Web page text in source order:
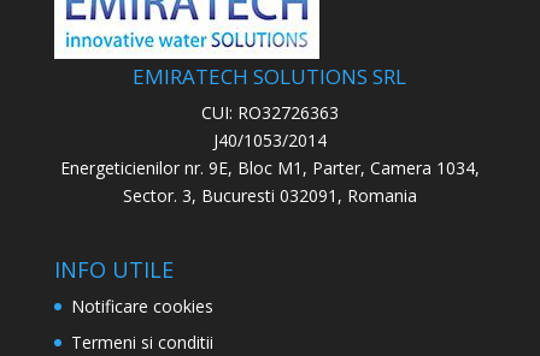
EMIRATECH SOLUTIONS SRL
CUI: RO32726363
J40/1053/2014
Energeticienilor nr. 9E, Bloc M1, Parter, Camera 1034,
Sector. 3, Bucuresti 032091, Romania
INFO UTILE
Notificare cookies
Termeni si conditii